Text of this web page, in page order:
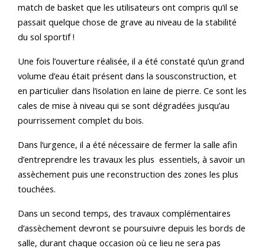
match de basket que les utilisateurs ont compris qu’il se
passait quelque chose de grave au niveau de la stabilité
du sol sportif !
Une fois l’ouverture réalisée, il a été constaté qu’un grand
volume d’eau était présent dans la sousconstruction, et
en particulier dans l’isolation en laine de pierre. Ce sont les
cales de mise à niveau qui se sont dégradées jusqu’au
pourrissement complet du bois.
Dans l’urgence, il a été nécessaire de fermer la salle afin
d’entreprendre les travaux les plus essentiels, à savoir un
assèchement puis une reconstruction des zones les plus
touchées.
Dans un second temps, des travaux complémentaires
d’assèchement devront se poursuivre depuis les bords de
salle, durant chaque occasion où ce lieu ne sera pas